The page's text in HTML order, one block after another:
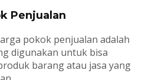
Penjualan
pokok penjualan adalah
digunakan untuk bisa
barang atau jasa yang